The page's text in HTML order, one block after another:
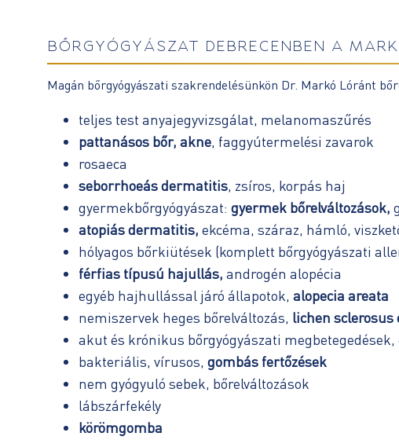
BŐRGYÓGYÁSZAT DEBRECENBEN A
Magán bőrgyógyászati szakrendelésünkön Dr. Markó Lóránt
teljes test anyajegyvizsgálat, melanomaszűrés
pattanásos bőr, akne, faggyútermelési zavarok
rosaeca
seborrhoeás dermatitis, zsíros, korpás haj
gyermekbőrgyógyászat: gyermek bőrelváltozások,
atopiás dermatitis, ekcéma, száraz, hámló,
hólyagos bőrkiütések (komplett bőrgyógyászati
férfias típusú hajullás, androgén alopécia
egyéb hajhullással járó állapotok, alopecia areata
nemiszervek heges bőrelváltozás, lichen sclerosus
akut és krónikus bőrgyógyászati megbetegedések,
bakteriális, vírusos, gombás fertőzések
nem gyógyuló sebek, bőrelváltozások
lábszárfekély
körömgomba